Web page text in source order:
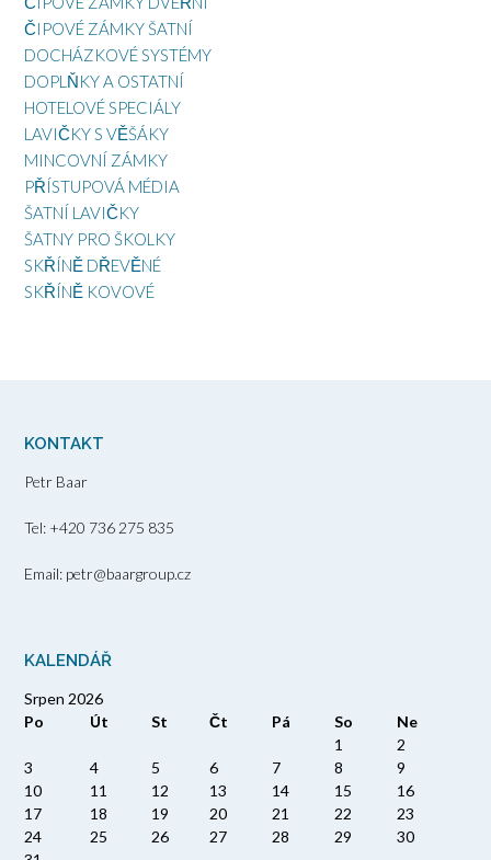
ČIPOVÉ ZÁMKY ŠATNÍ
DOCHÁZKOVÉ SYSTÉMY
DOPLŇKY A OSTATNÍ
HOTELOVÉ SPECIÁLY
LAVIČKY S VĚŠÁKY
MINCOVNÍ ZÁMKY
PŘÍSTUPOVÁ MÉDIA
ŠATNÍ LAVIČKY
ŠATNY PRO ŠKOLKY
SKŘÍNĚ DŘEVĚNÉ
SKŘÍNĚ KOVOVÉ
KONTAKT
Petr Baar
Tel: +420 736 275 835
Email: petr@baargroup.cz
KALENDÁŘ
Srpen 2026
Po
Út St Čt Pá So
Ne
1
2
3
4 5 6 7 8
9
10
11 12 13 14 15
16
17
18 19 20 21 22
23
24
25 26 27 28 29
30